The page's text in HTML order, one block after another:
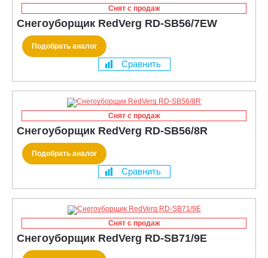
Снят с продаж
Снегоуборщик RedVerg RD-SB56/7EW
Подобрать аналог
Сравнить
Снят с продаж
Снегоуборщик RedVerg RD-SB56/8R
Подобрать аналог
Сравнить
Снят с продаж
Снегоуборщик RedVerg RD-SB71/9E